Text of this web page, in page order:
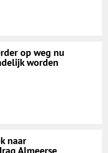
op weg nu
worden
naar